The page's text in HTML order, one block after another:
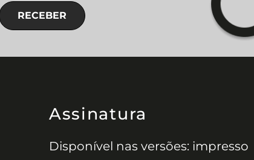
RECEBER
Assinatura
Disponível nas versões: impresso